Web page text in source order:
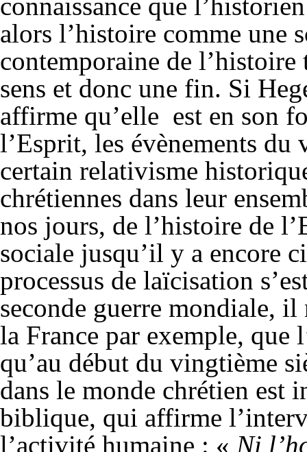
connaissance que
alors l’histoire comme une
contemporaine de l’histoire
sens et donc une fin. Si
affirme qu’elle est en son
l’Esprit, les évènements
certain relativisme
chrétiennes dans leur
nos jours, de l’histoire de
sociale jusqu’il y a encore
processus de laïcisation
seconde guerre mondiale,
la France par exemple, que
qu’au début du vingtième
dans le monde chrétien est
biblique, qui affirme
l’activité humaine : « Ni